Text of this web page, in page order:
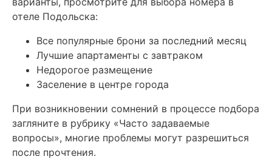
отеле Подольска:
Все популярные брони за последний месяц
Лучшие апартаменты с завтраком
Недорогое размещение
Заселение в центре города
При возникновении сомнений в процессе подбора
загляните в рубрику «Часто задаваемые
вопросы», многие проблемы могут разрешиться
после прочтения.